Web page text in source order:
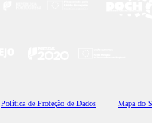
Política de Proteção de Dados Mapa do